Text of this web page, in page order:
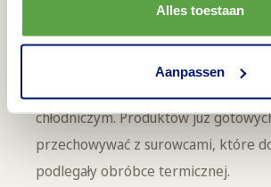
Alles toestaan
Aanpassen
drogi czystej z brudną w przypadku
powietrza (czyli np. zapachy z
przepływać do kuchni).
chłodniczym. Produktów już
przechowywać z surowcami, które
podlegały obróbce termicznej.